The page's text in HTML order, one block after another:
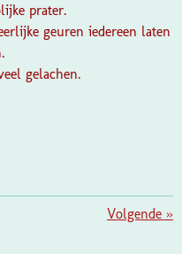
prater.
geuren iedereen laten
gelachen.
Volgende »